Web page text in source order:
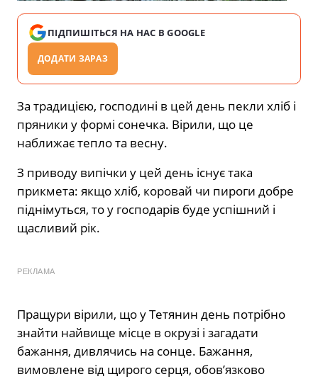
ПІДПИШІТЬСЯ НА НАС В GOOGLE
ДОДАТИ ЗАРАЗ
За традицією, господині в цей день пекли хліб і
пряники у формі сонечка. Вірили, що це
наближає тепло та весну.
З приводу випічки у цей день існує така
прикмета: якщо хліб, коровай чи пироги добре
піднімуться, то у господарів буде успішний і
щасливий рік.
РЕКЛАМА
Пращури вірили, що у Тетянин день потрібно
знайти найвище місце в окрузі і загадати
бажання, дивлячись на сонце. Бажання,
вимовлене від щирого серця, обов’язково